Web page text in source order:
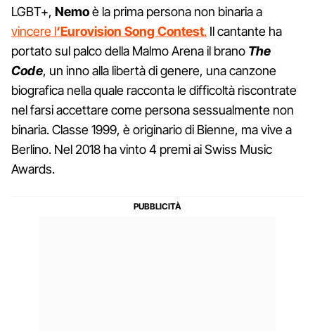
LGBT+, Nemoè la prima persona non binaria a
vincere l‘Eurovision Song Contest. Il cantante ha
portato sul palco della Malmo Arena il brano The
Code, un inno alla libertà di genere, una canzone
biografica nella quale racconta le difficoltà riscontrate
nel farsi accettare come persona sessualmente non
binaria. Classe 1999, è originario di Bienne, ma vive a
Berlino. Nel 2018 ha vinto 4 premi ai Swiss Music
Awards.